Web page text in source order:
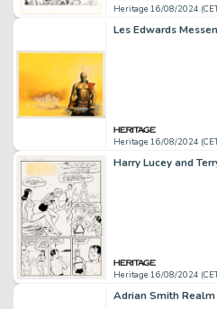
Heritage 16/08/2024
Heritage 16/08/2024
Heritage 16/08/2024